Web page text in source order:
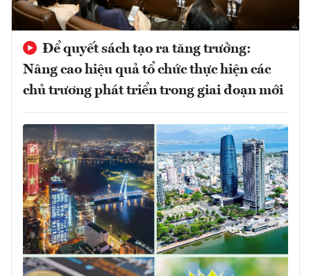
Để quyết sách tạo ra tăng trưởng:
Nâng cao hiệu quả tổ chức thực hiện các
chủ trương phát triển trong giai đoạn mới